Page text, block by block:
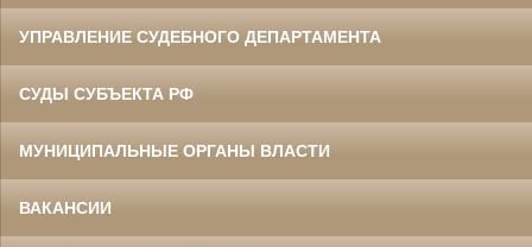
УПРАВЛЕНИЕ СУДЕБНОГО ДЕПАРТАМЕНТА
СУДЫ СУБЪЕКТА РФ
МУНИЦИПАЛЬНЫЕ ОРГАНЫ ВЛАСТИ
ВАКАНСИИ